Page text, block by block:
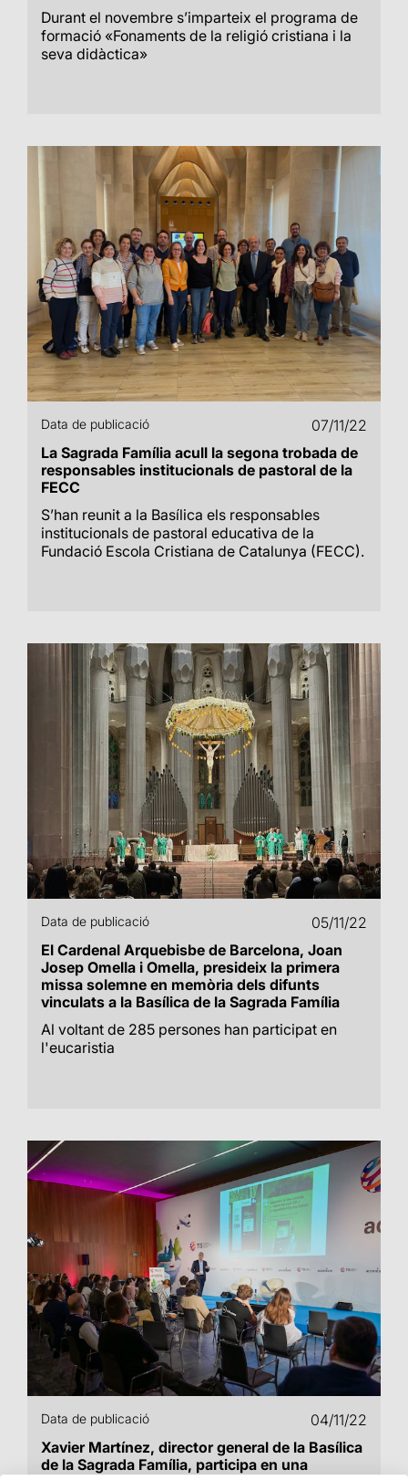
Durant el novembre s’imparteix el programa de
formació «Fonaments de la religió cristiana i la
seva didàctica»
Data de publicació
07/11/22
La Sagrada Família acull la segona trobada de
responsables institucionals de pastoral de la
FECC
S’han reunit a la Basílica els responsables
institucionals de pastoral educativa de la
Fundació Escola Cristiana de Catalunya (FECC).
Data de publicació
05/11/22
El Cardenal Arquebisbe de Barcelona, Joan
Josep Omella i Omella, presideix la primera
missa solemne en memòria dels difunts
vinculats a la Basílica de la Sagrada Família
Al voltant de 285 persones han participat en
l'eucaristia
Data de publicació
04/11/22
Xavier Martínez, director general de la Basílica
de la Sagrada Família, participa en una